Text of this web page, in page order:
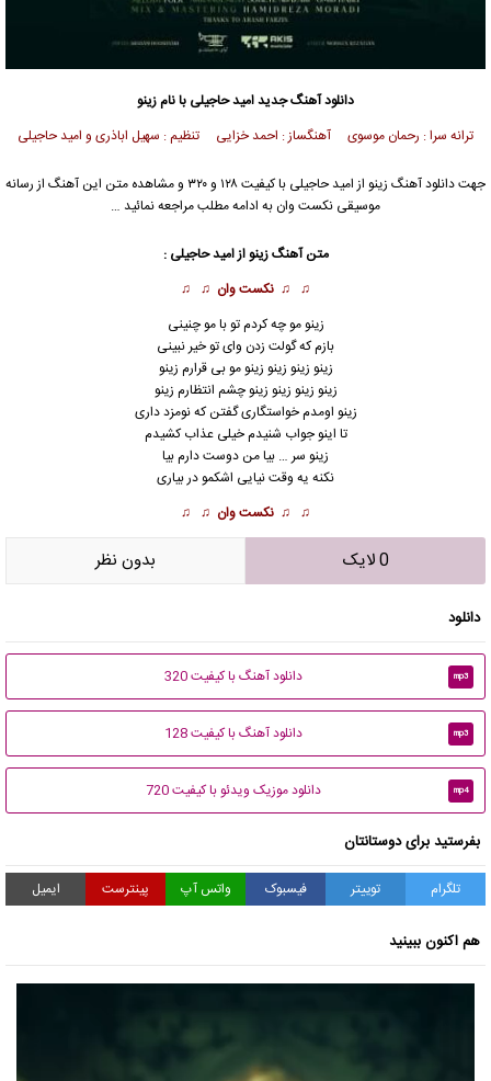
دانلود آهنگ جدیدامید حاجیلی با نام زینو
ترانه سرا : رحمان موسوی آهنگساز : احمد خزایی تنظیم : سهیل اباذری و امید حاجیلی
جهت دانلود آهنگ زینو از امید حاجیلی
با کیفیت ۱۲۸ و ۳۲۰ و مشاهده متن این آهنگ از رسانه
موسیقی نکست وان به ادامه مطلب مراجعه نمائید …
متن آهنگ زینو ازامید حاجیلی :
♫ ♫ نکست وان ♫ ♫
زینو مو چه کردم تو با مو چنینی
بازم که گولت زدن وای تو خیر نبینی
زینو زینو زینو زینو مو بی قرارم زینو
زینو زینو زینو زینو چشم انتظارم زینو
زینو اومدم خواستگاری گفتن که نومزد داری
تا اینو جواب شنیدم خیلی عذاب کشیدم
زینو سر … بیا من دوست دارم بیا
نکنه یه وقت نیایی اشکمو در بیاری
♫ ♫ نکست وان ♫ ♫
0 لایک بدون نظر
دانلود
mp3 دانلود آهنگ با کیفیت 320
mp3 دانلود آهنگ با کیفیت 128
mp4 دانلود موزیک ویدئو با کیفیت 720
بفرستید برای دوستانتان
تلگرام توییتر فیسبوک واتس آپ پینترست ایمیل
هم اکنون ببینید